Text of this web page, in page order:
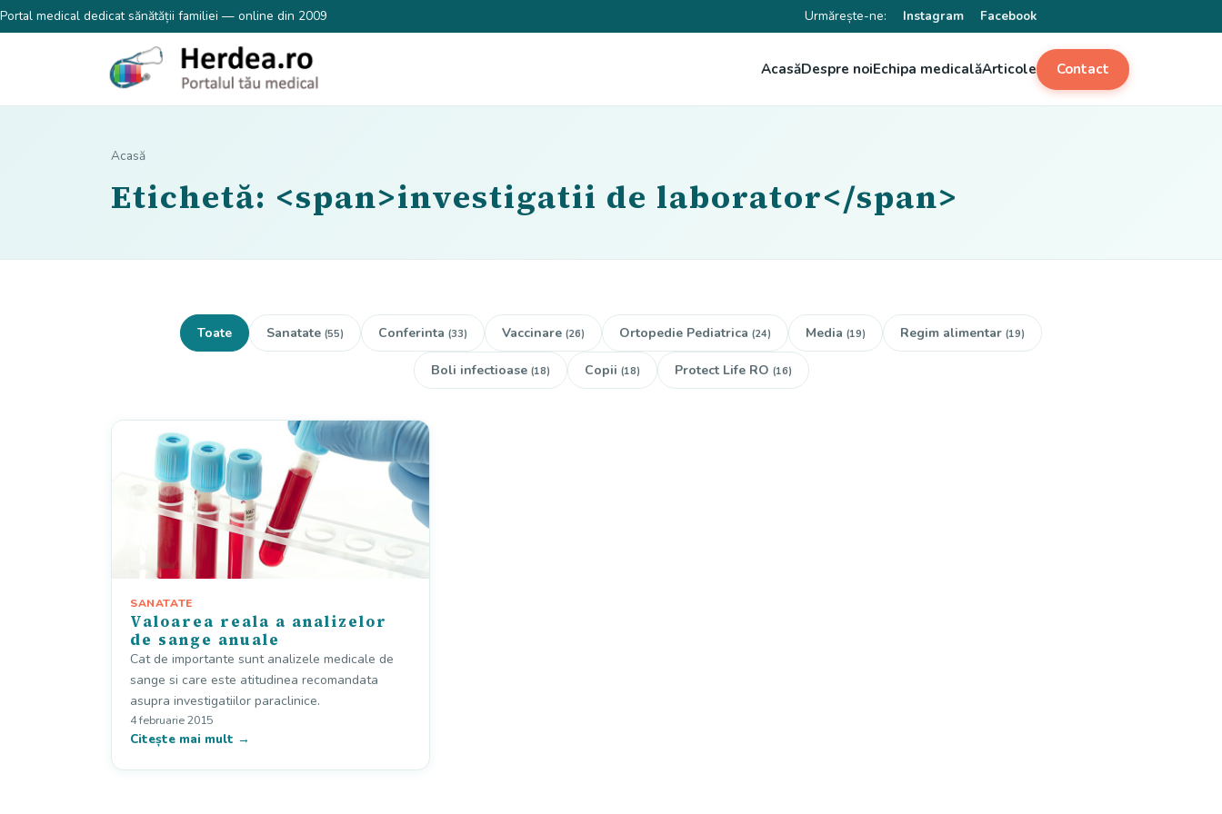
Portal medical dedicat sănătății familiei — online din 2009 Urmărește-ne: Instagram Facebook
AcasăDespre noiEchipa medicalăArticole Contact
Acasă
Etichetă: <span>investigatii de laborator</span>
Toate Sanatate (55) Conferinta (33) Vaccinare (26) Ortopedie Pediatrica (24) Media (19) Regim alimentar (19)
Boli infectioase (18) Copii (18) Protect Life RO (16)
SANATATE
Valoarea reala a analizelor
de sange anuale
Cat de importante sunt analizele medicale de
sange si care este atitudinea recomandata
asupra investigatiilor paraclinice.
4 februarie 2015
Citește mai mult →